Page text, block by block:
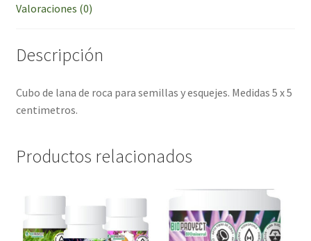
Valoraciones (0)
Descripción
Cubo de lana de roca para semillas y esquejes. Medidas 5 x 5
centimetros.
Productos relacionados